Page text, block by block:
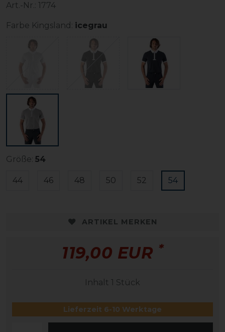
Art.-Nr.: 1774
Farbe Kingsland: icegrau
Größe: 54
44 46 48 50 52 54
ARTIKEL MERKEN
119,00 EUR *
Inhalt 1 Stück
Lieferzeit 6-10 Werktage